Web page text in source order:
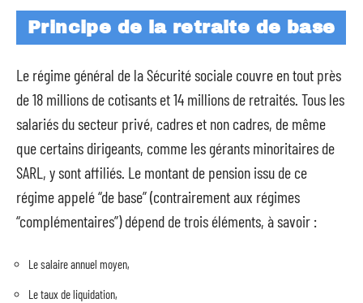
Principe de la retraite de base
Le régime général de la Sécurité sociale couvre en tout près
de 18 millions de cotisants et 14 millions de retraités. Tous les
salariés du secteur privé, cadres et non cadres, de même
que certains dirigeants, comme les gérants minoritaires de
SARL, y sont affiliés. Le montant de pension issu de ce
régime appelé “de base” (contrairement aux régimes
“complémentaires”) dépend de trois éléments, à savoir :
Le salaire annuel moyen,
Le taux de liquidation,